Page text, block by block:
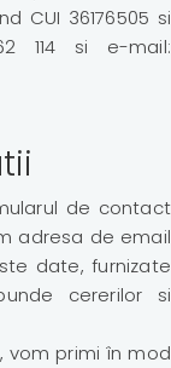
CUI 36176505 si
114 si e-mail:
de contact
adresa de email
date, furnizate
cererilor si
vom primi în mod